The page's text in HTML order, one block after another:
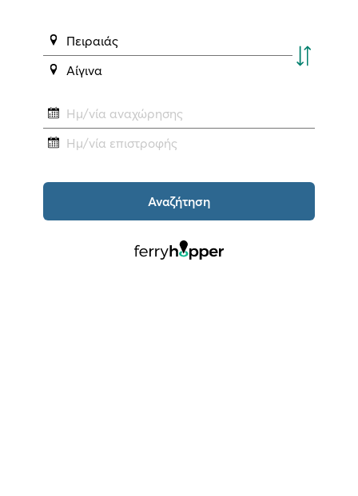
Πειραιάς
Αίγινα
Ημ/νία αναχώρησης
Ημ/νία επιστροφής
Αναζήτηση